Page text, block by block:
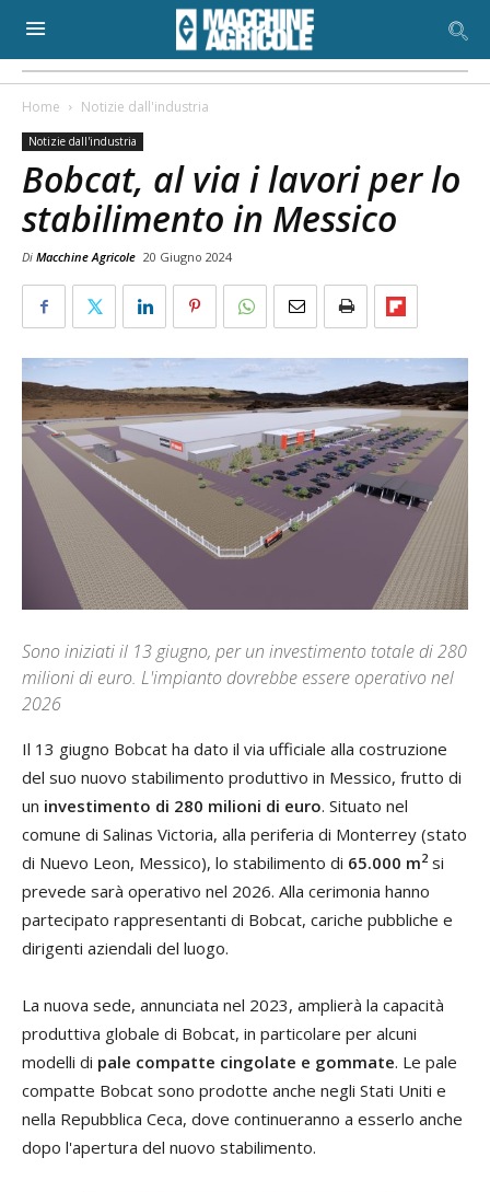
Home Notizie dall'industria
Notizie dall'industria
Bobcat, al via i lavori per lo
stabilimento in Messico
Di Macchine Agricole 20 Giugno 2024
Sono iniziati il 13 giugno, per un investimento totale di 280
milioni di euro. L'impianto dovrebbe essere operativo nel
2026
Il 13 giugno Bobcat ha dato il via ufficiale alla costruzione
del suo nuovo stabilimento produttivo in Messico, frutto di
un investimento di 280 milioni di euro. Situato nel
comune di Salinas Victoria, alla periferia di Monterrey (stato
di Nuevo Leon, Messico), lo stabilimento di 65.000 m2 si
prevede sarà operativo nel 2026. Alla cerimonia hanno
partecipato rappresentanti di Bobcat, cariche pubbliche e
dirigenti aziendali del luogo.
La nuova sede, annunciata nel 2023, amplierà la capacità
produttiva globale di Bobcat, in particolare per alcuni
modelli di pale compatte cingolate e gommate. Le pale
compatte Bobcat sono prodotte anche negli Stati Uniti e
nella Repubblica Ceca, dove continueranno a esserlo anche
dopo l'apertura del nuovo stabilimento.